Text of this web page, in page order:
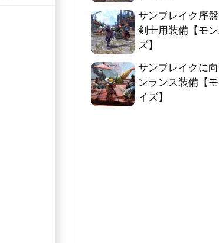
サンブレイク序
剣士用装備【モ
ズ】
サンブレイクに
ンランス装備【
イズ】